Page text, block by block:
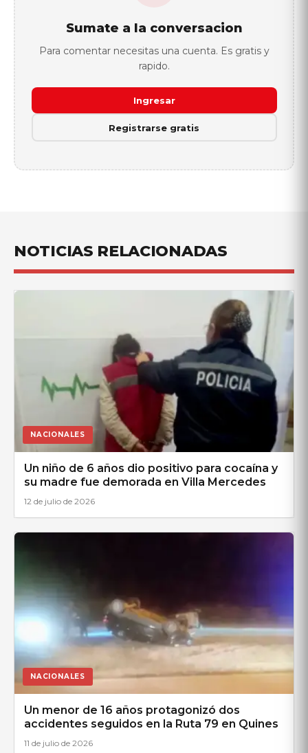
Sumate a la conversacion
Para comentar necesitas una cuenta. Es gratis y
rapido.
Ingresar
Registrarse gratis
NOTICIAS RELACIONADAS
NACIONALES
Un niño de 6 años dio positivo para cocaína y
su madre fue demorada en Villa Mercedes
12 de julio de 2026
NACIONALES
Un menor de 16 años protagonizó dos
accidentes seguidos en la Ruta 79 en Quines
11 de julio de 2026